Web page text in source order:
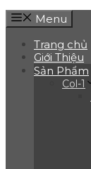
Menu
Trang chủ
Giới Thiệu
Sản Phẩm
Col-1